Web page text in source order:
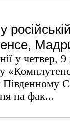
у четвер,
на фак...